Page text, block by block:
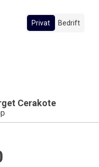
Privat Bedrift
Cerakote